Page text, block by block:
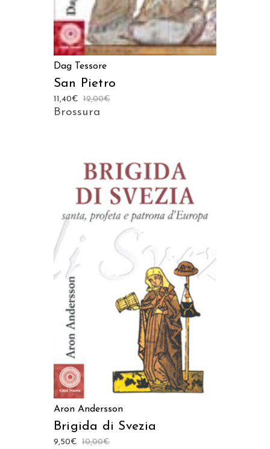
Dag Tessore
San Pietro
12,00€
11,40€
Brossura
AGGIUNGI AL CARRELLO
Aron Andersson
Brigida di Svezia
10,00€
9,50€